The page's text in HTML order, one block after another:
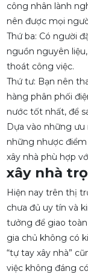
công nhân lành
nên được mọi
Thứ ba: Có người
nguồn nguyên
thoát công việc.
Thứ tư: Bạn nên
hàng phân phối
nước tốt nhất, để
Dựa vào những
những nhược
xây nhà phù hợp
xây nhà
Hiện nay trên thị
chưa đủ uy tín và
tưởng để giao
gia chủ không có
“tự tay xây nhà”
việc không đáng